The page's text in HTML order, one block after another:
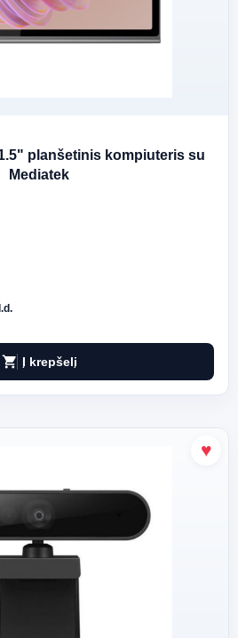
planšetinis kompiuteris su
Mediatek
shopping_cart Į krepšelį